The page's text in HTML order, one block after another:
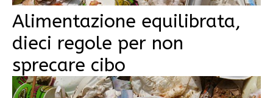
Alimentazione equilibrata,
dieci regole per non
sprecare cibo